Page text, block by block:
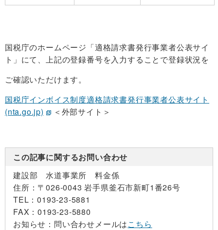
国税庁のホームページ「適格請求書発行事業者公表サイ
ト」にて、上記の登録番号を入力することで登録状況を
ご確認いただけます。
国税庁インボイス制度適格請求書発行事業者公表サイト
(nta.go.jp)
＜外部サイト＞
この記事に関するお問い合わせ
建設部 水道事業所 料金係
住所： 〒026-0043 岩手県釜石市新町1番26号
TEL：0193-23-5881
FAX：0193-23-5880
お知らせ： 問い合わせメールはこちら